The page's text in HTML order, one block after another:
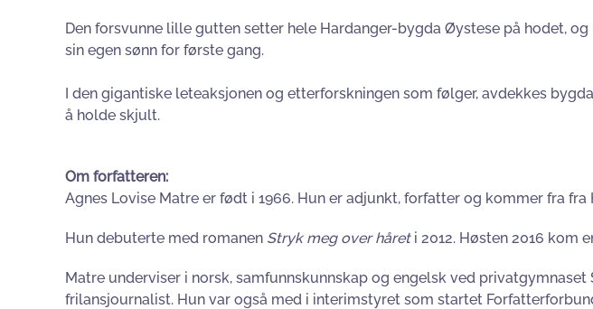
Den forsvunne lille gutten setter hele Hardanger-bygda Øystese på hodet,
sin egen sønn for første gang.
I den gigantiske leteaksjonen og etterforskningen som følger, avdekkes
å holde skjult.
Om forfatteren:
Agnes Lovise Matre er født i 1966. Hun er adjunkt, forfatter og kommer fra fra
Hun debuterte med romanen Stryk meg over håreti 2012. Høsten 2016 kom
Matre underviser i norsk, samfunnskunnskap og engelsk ved
frilansjournalist. Hun var også med i interimstyret som startet